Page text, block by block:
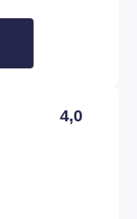
4,0